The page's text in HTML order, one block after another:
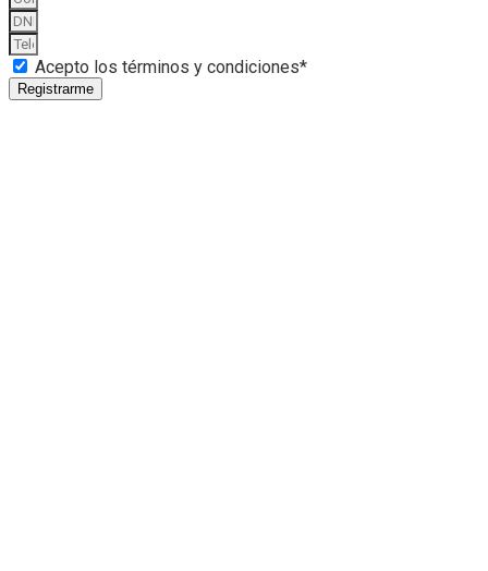
Acepto los términos y condiciones*
Registrarme